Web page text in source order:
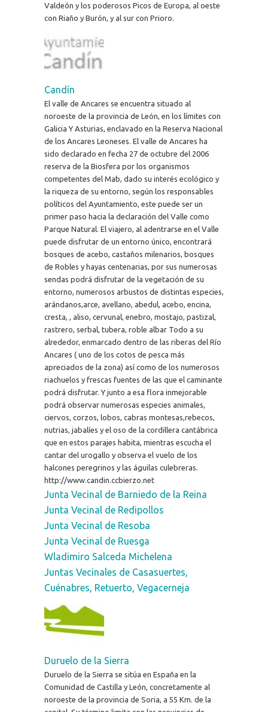
Valdeón y los poderosos Picos de Europa, al oeste
con Riaño y Burón, y al sur con Prioro.
Candín
El valle de Ancares se encuentra situado al
noroeste de la provincia de León, en los límites con
Galicia Y Asturias, enclavado en la Reserva Nacional
de los Ancares Leoneses. El valle de Ancares ha
sido declarado en fecha 27 de octubre del 2006
reserva de la Biosfera por los organismos
competentes del Mab, dado su interés ecológico y
la riqueza de su entorno, según los responsables
políticos del Ayuntamiento, este puede ser un
primer paso hacia la declaración del Valle como
Parque Natural. El viajero, al adentrarse en el Valle
puede disfrutar de un entorno único, encontrará
bosques de acebo, castaños milenarios, bosques
de Robles y hayas centenarias, por sus numerosas
sendas podrá disfrutar de la vegetación de su
entorno, numerosos arbustos de distintas especies,
arándanos,arce, avellano, abedul, acebo, encina,
cresta, , aliso, cervunal, enebro, mostajo, pastizal,
rastrero, serbal, tubera, roble albar Todo a su
alrededor, enmarcado dentro de las riberas del Río
Ancares ( uno de los cotos de pesca más
apreciados de la zona) así como de los numerosos
riachuelos y frescas fuentes de las que el caminante
podrá disfrutar. Y junto a esa flora inmejorable
podrá observar numerosas especies animales,
ciervos, corzos, lobos, cabras montesas,rebecos,
nutrias, jabalíes y el oso de la cordillera cantábrica
que en estos parajes habita, mientras escucha el
cantar del urogallo y observa el vuelo de los
halcones peregrinos y las águilas culebreras.
http://www.candin.ccbierzo.net
Junta Vecinal de Barniedo de la Reina
Junta Vecinal de Redipollos
Junta Vecinal de Resoba
Junta Vecinal de Ruesga
Wladimiro Salceda Michelena
Juntas Vecinales de Casasuertes,
Cuénabres, Retuerto, Vegacerneja
Duruelo de la Sierra
Duruelo de la Sierra se sitúa en España en la
Comunidad de Castilla y León, concretamente al
noroeste de la provincia de Soria, a 55 Km. de la